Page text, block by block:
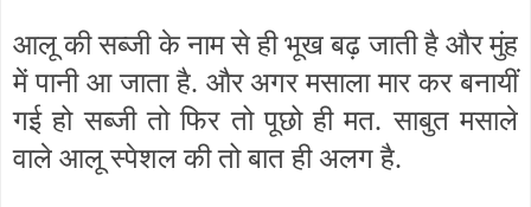
आलू की सब्जी के नाम से ही भूख बढ़ जाती है और मुंह
में पानी आ जाता है. और अगर मसाला मार कर बनायीं
गई हो सब्जी तो फिर तो पूछो ही मत. साबुत मसाले
वाले आलू स्पेशल की तो बात ही अलग है.